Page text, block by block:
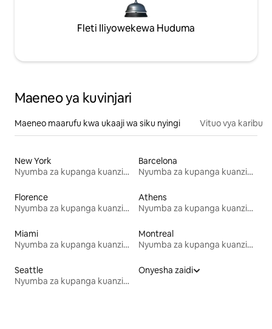
Fleti Iliyowekewa Huduma
Maeneo ya kuvinjari
Maeneo maarufu kwa ukaaji wa siku nyingi Vituo vya karibu
New York
Nyumba za kupanga kuanzia mwezi mmoja
Barcelona
Nyumba za kupanga kuanzia mwezi mmoja
Florence
Nyumba za kupanga kuanzia mwezi mmoja
Athens
Nyumba za kupanga kuanzia mwezi mmoja
Miami
Nyumba za kupanga kuanzia mwezi mmoja
Montreal
Nyumba za kupanga kuanzia mwezi mmoja
Seattle
Nyumba za kupanga kuanzia mwezi mmoja
Onyesha zaidi